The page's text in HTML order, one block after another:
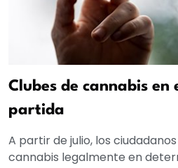
Clubes de cannabis en
partida
A partir de julio, los
cannabis legalmente en